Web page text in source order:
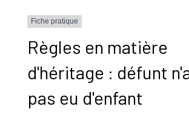
Fiche pratique
Règles en matière
d'héritage : défunt
pas eu d'enfant